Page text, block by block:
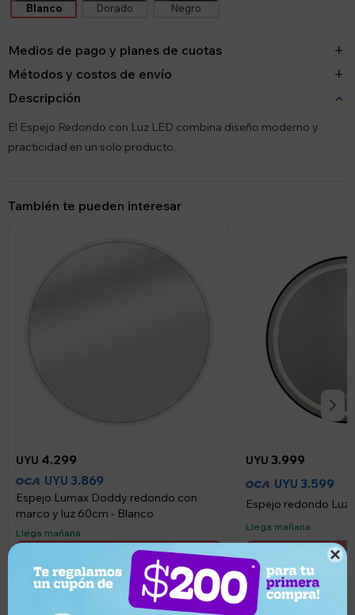

Blanco Dorado Negro
Medios de pago y planes de cuotas
Métodos y costos de envío
Descripción
El Espejo Redondo con Luz LED combina diseño moderno y
practicidad en un solo producto.
También te pueden interesar
UYU 4.299
UYU 3.869
Espejo Lumax Doddy redondo con
marco y luz 60cm - Blanco
Llega mañana
UYU 3.999
UYU 3.599
Espejo redondo Luz
Llega mañana